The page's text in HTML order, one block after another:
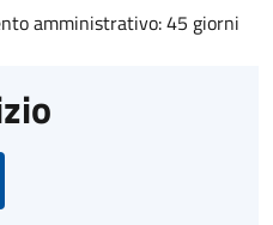
amministrativo: 45 giorni